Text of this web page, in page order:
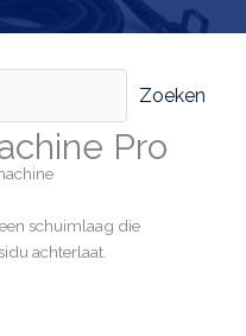
Zoeken
Pro
schuimlaag die
achterlaat.